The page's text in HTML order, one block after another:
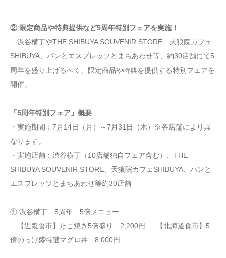
② 限定商品や特典提供など5周年特別フェアを実施！
渋谷横丁やTHE SHIBUYA SOUVENIR STORE、天狼院カフェ
SHIBUYA、パンとエスプレッソとまちあわせ等、約30店舗にて5
周年を盛り上げるべく、限定商品や特典を提供する特別フェアを
開催。
「5周年特別フェア」概要
・実施期間：7月14日（月）～7月31日（木）※各店舗により異
なります。
・実施店舗：渋谷横丁（10店舗独自フェア含む）、THE
SHIBUYA SOUVENIR STORE、天狼院カフェSHIBUYA、パンと
エスプレッソとまちあわせ等約30店舗
① 渋谷横丁 5周年 5倍メニュー
【近畿食市】たこ焼き5倍盛り 2,200円 【北海道食市】5
倍のっけ盛特選マグロ丼 8,000円